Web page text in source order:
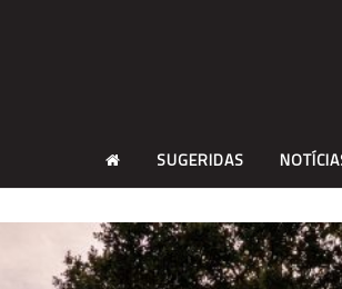
SUGERIDAS